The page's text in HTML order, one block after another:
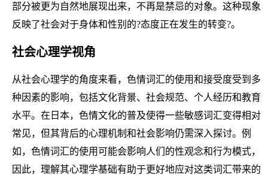
部分被更为自然地展现出来，不再是禁忌的对象。这种现象
反映了社会对于身体和性别的?态度正在发生的转变?。
社会心理学视角
从社会心理学的角度来看，色情词汇的使用和接受度受到多
种因素的影响，包括文化背景、社会规范、个人经历和教育
水平。在日本，色情文化的普及使得一些敏感词汇变得相对
常见，但其背后的心理机制和社会影响仍需深入探讨。例
如，色情词汇的使用可能会影响人们的性观念和行为模式，
因此，理解其心理学基础有助于更好地应对这类词汇带来的